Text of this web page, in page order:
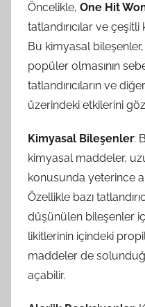
Öncelikle, One Hit
tatlandırıcılar ve
Bu kimyasal
popüler olmasının
tatlandırıcıların ve
üzerindeki etkilerini
Kimyasal Bileşenler:
kimyasal maddeler,
konusunda yeterince
Özellikle bazı
düşünülen bileşenler
likitlerinin içindeki
maddeler de
açabilir.